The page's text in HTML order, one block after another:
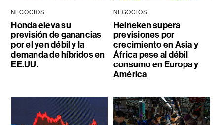
NEGOCIOS
Honda eleva su
previsión de ganancias
por el yen débil y la
demanda de híbridos en
EE.UU.
NEGOCIOS
Heineken supera
previsiones por
crecimiento en Asia y
África pese al débil
consumo en Europa y
América